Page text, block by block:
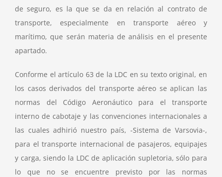
de seguro, es la que se da en relación al contrato de
transporte, especialmente en transporte aéreo y
marítimo, que serán materia de análisis en el presente
apartado.
Conforme el artículo 63 de la LDC en su texto original, en
los casos derivados del transporte aéreo se aplican las
normas del Código Aeronáutico para el transporte
interno de cabotaje y las convenciones internacionales a
las cuales adhirió nuestro país, -Sistema de Varsovia-,
para el transporte internacional de pasajeros, equipajes
y carga, siendo la LDC de aplicación supletoria, sólo para
lo que no se encuentre previsto por las normas